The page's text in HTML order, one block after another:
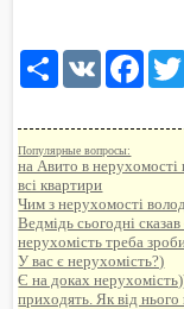
Share VK
Популярные вопросы:
на Авито в нерухомості
всі квартири
Чим з нерухомості
Ведмідь сьогодні
нерухомість треба
У вас є нерухомість?)
Є на доках
приходять. Як від